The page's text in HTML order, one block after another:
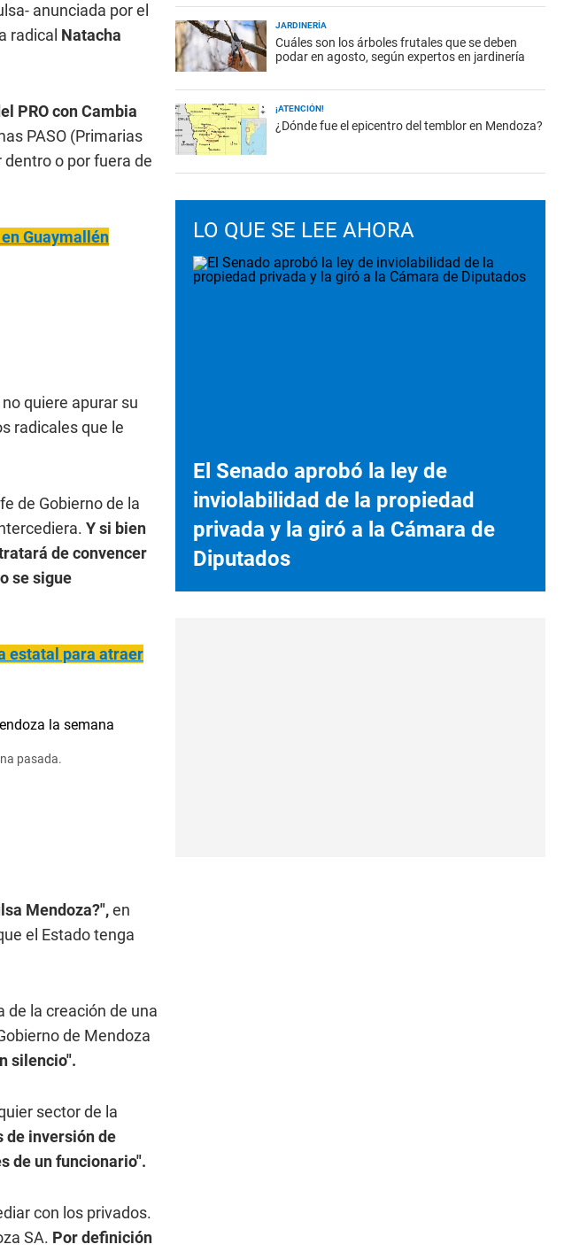
anunciada por el
radical Natacha
PRO con Cambia
PASO (Primarias
o por fuera de
Guaymallén
quiere apurar su
radicales que le
de Gobierno de la
Y si bien
de convencer
se sigue
estatal para atraer
pasada.
Mendoza?",en
el Estado tenga
de la creación de una
de Mendoza
silencio".
sector de la
de inversión de
de un funcionario".
con los privados.
SA. Por definición
JARDINERÍA
Cuáles son los árboles frutales que se deben
podar en agosto, según expertos en jardinería
¡ATENCIÓN!
¿Dónde fue el epicentro del temblor en Mendoza?
LO QUE SE LEE AHORA
El Senado aprobó la ley de
inviolabilidad de la propiedad
privada y la giró a la Cámara de
Diputados